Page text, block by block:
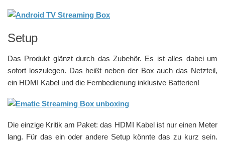
Setup
Das Produkt glänzt durch das Zubehör. Es ist alles dabei um
sofort loszulegen. Das heißt neben der Box auch das Netzteil,
ein HDMI Kabel und die Fernbedienung inklusive Batterien!
Die einzige Kritik am Paket: das HDMI Kabel ist nur einen Meter
lang. Für das ein oder andere Setup könnte das zu kurz sein.